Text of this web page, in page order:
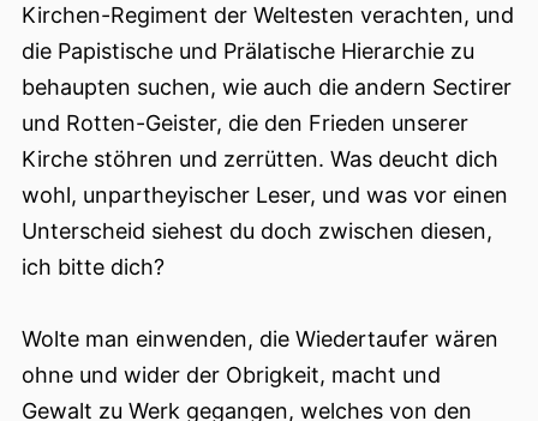
Kirchen-Regiment der Weltesten verachten, und
die Papistische und Prälatische Hierarchie zu
behaupten suchen, wie auch die andern Sectirer
und Rotten-Geister, die den Frieden unserer
Kirche stöhren und zerrütten. Was deucht dich
wohl, unpartheyischer Leser, und was vor einen
Unterscheid siehest du doch zwischen diesen,
ich bitte dich?
Wolte man einwenden, die Wiedertaufer wären
ohne und wider der Obrigkeit, macht und
Gewalt zu Werk gegangen, welches von den